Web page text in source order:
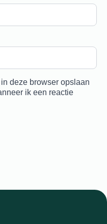
deze browser opslaan
ik een reactie